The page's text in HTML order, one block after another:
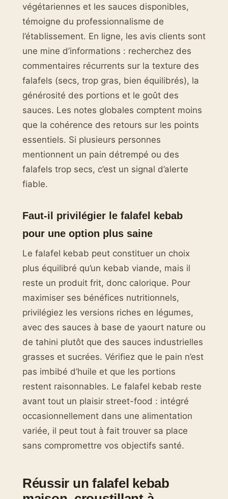
végétariennes et les sauces disponibles,
témoigne du professionnalisme de
l’établissement. En ligne, les avis clients sont
une mine d’informations : recherchez des
commentaires récurrents sur la texture des
falafels (secs, trop gras, bien équilibrés), la
générosité des portions et le goût des
sauces. Les notes globales comptent moins
que la cohérence des retours sur les points
essentiels. Si plusieurs personnes
mentionnent un pain détrempé ou des
falafels trop secs, c’est un signal d’alerte
fiable.
Faut-il privilégier le falafel kebab
pour une option plus saine
Le falafel kebab peut constituer un choix
plus équilibré qu’un kebab viande, mais il
reste un produit frit, donc calorique. Pour
maximiser ses bénéfices nutritionnels,
privilégiez les versions riches en légumes,
avec des sauces à base de yaourt nature ou
de tahini plutôt que des sauces industrielles
grasses et sucrées. Vérifiez que le pain n’est
pas imbibé d’huile et que les portions
restent raisonnables. Le falafel kebab reste
avant tout un plaisir street-food : intégré
occasionnellement dans une alimentation
variée, il peut tout à fait trouver sa place
sans compromettre vos objectifs santé.
Réussir un falafel kebab